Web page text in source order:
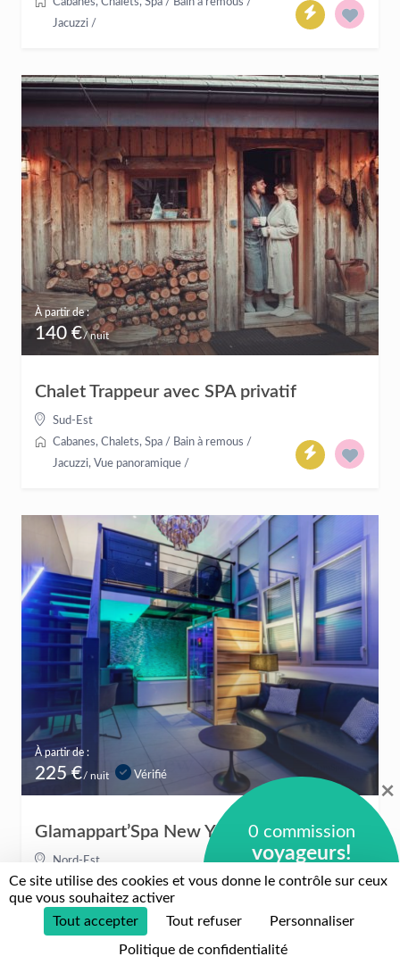
Jacuzzi /
À partir de :
140 €/ nuit
Chalet Trappeur avec SPA privatif
Sud-Est
Cabanes, Chalets, Spa / Bain à remous /
Jacuzzi, Vue panoramique /
À partir de :
225 €/ nuit Vérifié
Glamappart’Spa New York
Nord-Est
Spa / Bain à remous / Jacuzzi/
0 commission
voyageurs!
0 commission
×
Ce site utilise des cookies et vous donne le contrôle sur ceux
que vous souhaitez activer
Tout accepter
Tout refuser
Personnaliser
Politique de confidentialité